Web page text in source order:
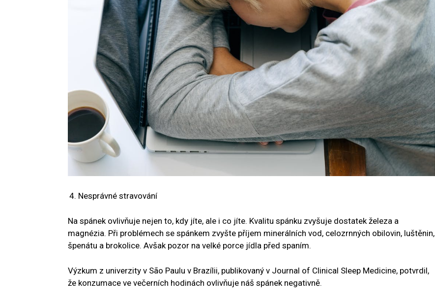
Nesprávné stravování
Na spánek ovlivňuje nejen to, kdy jíte, ale i co jíte. Kvalitu spánku zvyšuje dostatek železa a
magnézia. Při problémech se spánkem zvyšte příjem minerálních vod, celozrnných obilovin, luštěnin,
špenátu a brokolice. Avšak pozor na velké porce jídla před spaním.
Výzkum z univerzity v São Paulu v Brazílii, publikovaný v Journal of Clinical Sleep Medicine, potvrdil,
že konzumace ve večerních hodinách ovlivňuje náš spánek negativně.